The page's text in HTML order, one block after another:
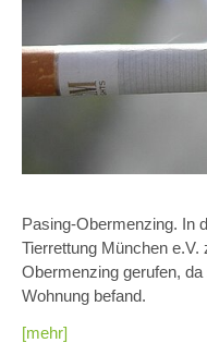
Pasing-Obermenzing. In
Tierrettung München
Obermenzing gerufen,
Wohnung befand.
[mehr]